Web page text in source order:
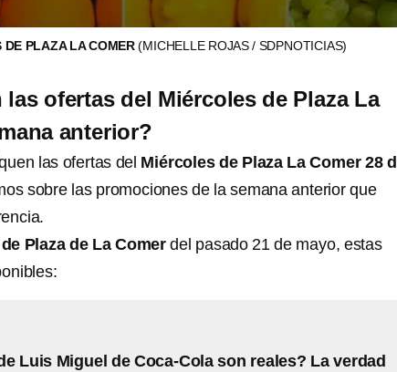
DE PLAZA LA COMER(MICHELLE ROJAS / SDPNOTICIAS)
ofertas del Miércoles de Plaza La
anterior?
las ofertas del Miércoles de Plaza La Comer 28
sobre las promociones de la semana anterior que
Plaza de La Comerdel pasado 21 de mayo, estas
Luis Miguel de Coca-Cola son reales? La verdad